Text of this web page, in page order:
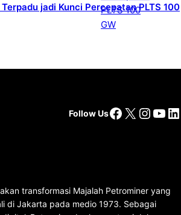
Terpadu jadi Kunci Percepatan PLTS 100
Follow UsFacebook
X
transformasi Majalah Petrominer yang
di Jakarta pada medio 1973. Sebagai